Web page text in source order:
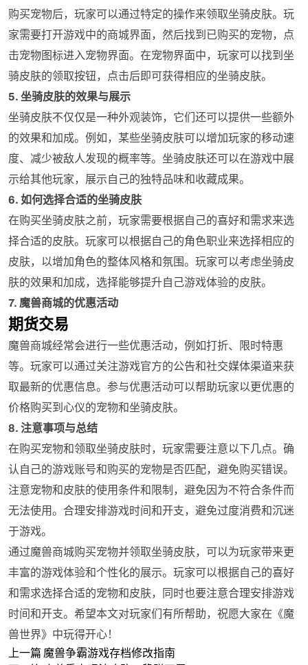
购买宠物后，玩家可以通过特定的操作来领取坐骑皮肤。玩
家需要打开游戏中的商城界面，然后找到已购买的宠物，点
击宠物图标进入宠物界面。在宠物界面中，玩家可以找到坐
骑皮肤的领取按钮，点击后即可获得相应的坐骑皮肤。
5. 坐骑皮肤的效果与展示
坐骑皮肤不仅仅是一种外观装饰，它们还可以提供一些额外
的效果和加成。例如，某些坐骑皮肤可以增加玩家的移动速
度、减少被敌人发现的概率等。坐骑皮肤还可以在游戏中展
示给其他玩家，展示自己的独特品味和收藏成果。
6. 如何选择合适的坐骑皮肤
在购买坐骑皮肤之前，玩家需要根据自己的喜好和需求来选
择合适的皮肤。玩家可以根据自己的角色职业来选择相应的
皮肤，以增加角色的整体风格和氛围。玩家可以考虑坐骑皮
肤的效果和加成，选择能够提升自己游戏体验的皮肤。
7. 魔兽商城的优惠活动
期货交易
魔兽商城经常会进行一些优惠活动，例如打折、限时特惠
等。玩家可以通过关注游戏官方的公告和社交媒体渠道来获
取最新的优惠信息。参与优惠活动可以帮助玩家以更优惠的
价格购买到心仪的宠物和坐骑皮肤。
8. 注意事项与总结
在购买宠物和领取坐骑皮肤时，玩家需要注意以下几点。确
认自己的游戏账号和购买的宠物是否匹配，避免购买错误。
注意宠物和皮肤的使用条件和限制，避免因为不符合条件而
无法使用。合理安排游戏时间和开支，避免过度消费和沉迷
于游戏。
通过魔兽商城购买宠物并领取坐骑皮肤，可以为玩家带来更
丰富的游戏体验和个性化的展示。玩家可以根据自己的喜好
和需求选择合适的宠物和皮肤，同时也要注意合理安排游戏
时间和开支。希望本文对玩家们有所帮助，祝愿大家在《魔
兽世界》中玩得开心！
上一篇 魔兽争霸游戏存档修改指南